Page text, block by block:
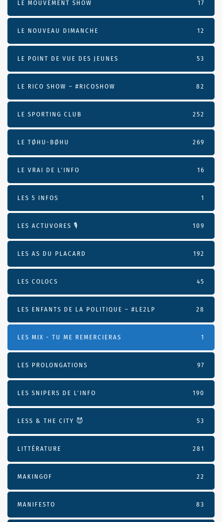
LE MOUVEMENT SHOW 17
LE NOUVEAU DIMANCHE 12
LE POINT DE VUE DES JEUNES 53
LE RICO SHOW – #RICOSHOW 82
LE SPORTING CLUB 252
LE TØHU-BØHU 269
LE VRAI DE L’INFO 16
LES 5 INFOS 1
LES ACTUVORES 🎙 109
LES AS DU PLACARD 192
LES COLOCS 45
LES ENFANTS DE LA POLITIQUE – #LE2LP 28
LES MIX - TU ME REMERCIERAS 1
LES PROLONGATIONS 97
LES SNIPERS DE L’INFO 190
LESS & THE CITY 😈 53
LITTÉRATURE 281
MAKINGOF 22
MANIFESTO 83